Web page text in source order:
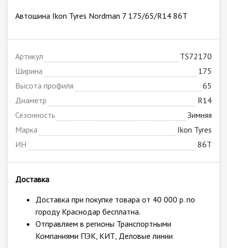
Автошина Ikon Tyres Nordman 7 175/65/R14 86T
Артикул
TS72170
Ширина
175
Высота профиля
65
Диаметр
R14
Сезонность
Зимняя
Марка
Ikon Tyres
ИН
86T
Доставка
Доставка при покупке товара от 40 000 р. по
городу Краснодар бесплатна.
Отправляем в регионы Транспортными
Компаниями ПЭК, КИТ, Деловые линии